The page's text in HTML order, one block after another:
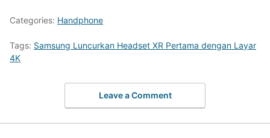
Categories: Handphone
Tags: Samsung Luncurkan Headset XR Pertama dengan Layar
4K
Leave a Comment